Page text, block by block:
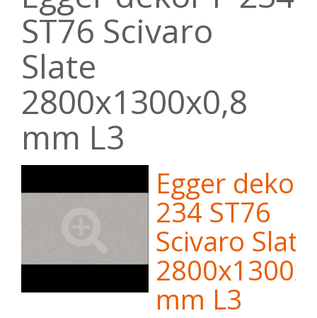
ST76 Scivaro
Slate
2800x1300x0,8
mm L3
Egger dekor
234 ST76
Scivaro Slate
mm L3